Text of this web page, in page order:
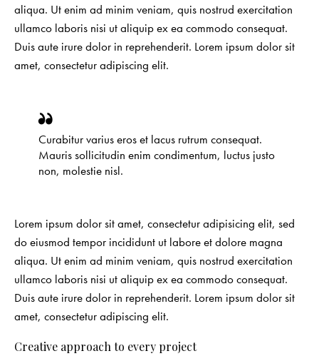
aliqua. Ut enim ad minim veniam, quis nostrud exercitation
ullamco laboris nisi ut aliquip ex ea commodo consequat.
Duis aute irure dolor in reprehenderit. Lorem ipsum dolor sit
amet, consectetur adipiscing elit.
Curabitur varius eros et lacus rutrum consequat.
Mauris sollicitudin enim condimentum, luctus justo
non, molestie nisl.
Lorem ipsum dolor sit amet, consectetur adipisicing elit, sed
do eiusmod tempor incididunt ut labore et dolore magna
aliqua. Ut enim ad minim veniam, quis nostrud exercitation
ullamco laboris nisi ut aliquip ex ea commodo consequat.
Duis aute irure dolor in reprehenderit. Lorem ipsum dolor sit
amet, consectetur adipiscing elit.
Creative approach to every project